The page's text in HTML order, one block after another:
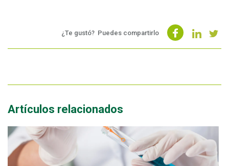
¿Te gustó? Puedes compartirlo
Artículos relacionados